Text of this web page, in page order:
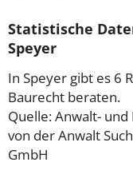
Statistische
Speyer
In Speyer gibt es 6
Baurecht beraten.
Quelle: Anwalt-
von der Anwalt
GmbH